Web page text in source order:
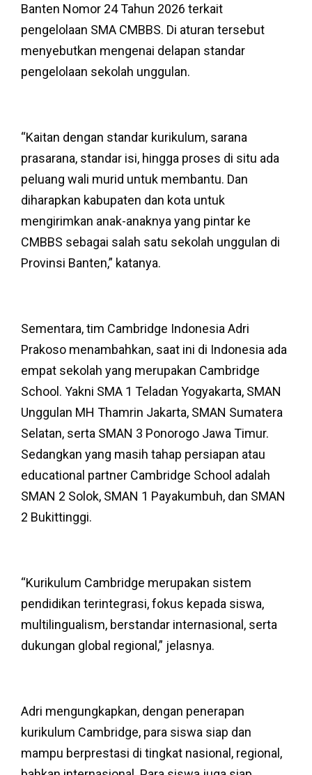
Banten Nomor 24 Tahun 2026 terkait
pengelolaan SMA CMBBS. Di aturan tersebut
menyebutkan mengenai delapan standar
pengelolaan sekolah unggulan.
“Kaitan dengan standar kurikulum, sarana
prasarana, standar isi, hingga proses di situ ada
peluang wali murid untuk membantu. Dan
diharapkan kabupaten dan kota untuk
mengirimkan anak-anaknya yang pintar ke
CMBBS sebagai salah satu sekolah unggulan di
Provinsi Banten,” katanya.
Sementara, tim Cambridge Indonesia Adri
Prakoso menambahkan, saat ini di Indonesia ada
empat sekolah yang merupakan Cambridge
School. Yakni SMA 1 Teladan Yogyakarta, SMAN
Unggulan MH Thamrin Jakarta, SMAN Sumatera
Selatan, serta SMAN 3 Ponorogo Jawa Timur.
Sedangkan yang masih tahap persiapan atau
educational partner Cambridge School adalah
SMAN 2 Solok, SMAN 1 Payakumbuh, dan SMAN
2 Bukittinggi.
“Kurikulum Cambridge merupakan sistem
pendidikan terintegrasi, fokus kepada siswa,
multilingualism, berstandar internasional, serta
dukungan global regional,” jelasnya.
Adri mengungkapkan, dengan penerapan
kurikulum Cambridge, para siswa siap dan
mampu berprestasi di tingkat nasional, regional,